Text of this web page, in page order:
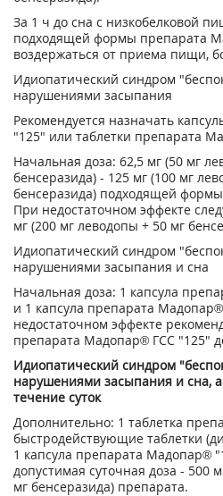
За 1 ч до сна с низкобелковой
подходящей формы препарата
воздержаться от приема пищи,
Идиопатический синдром
нарушениями засыпания
Рекомендуется назначать
"125" или таблетки препарата
Начальная доза: 62,5 мг (50 мг
бенсеразида) - 125 мг (100 мг
бенсеразида) подходящей
При недостаточном эффекте
мг (200 мг леводопы + 50 мг
Идиопатический синдром
нарушениями засыпания и сна
Начальная доза: 1 капсула
и 1 капсула препарата
недостаточном эффекте
препарата Мадопар® ГСС "125"
Идиопатический синдром
нарушениями засыпания и сна,
течение суток
Дополнительно: 1 таблетка
быстродействующие таблетки
1 капсула препарата Мадопар®
допустимая суточная доза - 500
мг бенсеразида) препарата.